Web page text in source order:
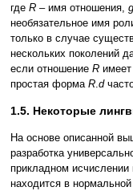
где R – имя отношения, g
необязательное имя
только в случае
нескольких поколений
если отношение R
простая форма R d
1.5. Некоторые
На основе описанной
разработка
прикладном
находится в